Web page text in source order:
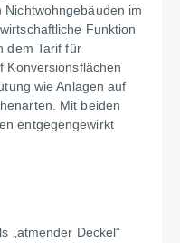
im
Funktion
dem Tarif für
Konversionsflächen
wie Anlagen auf
Mit beiden
entgegengewirkt
„atmender Deckel“